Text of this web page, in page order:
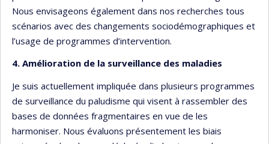
Nous envisageons également dans nos recherches tous
scénarios avec des changements sociodémographiques et
l’usage de programmes d’intervention.
4. Amélioration de la surveillance des maladies
Je suis actuellement impliquée dans plusieurs programmes
de surveillance du paludisme qui visent à rassembler des
bases de données fragmentaires en vue de les
harmoniser. Nous évaluons présentement les biais